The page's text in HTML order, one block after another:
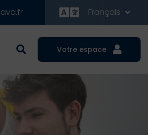
Français
Votre espace